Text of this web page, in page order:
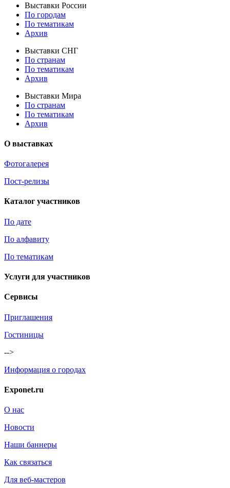
Выставки России
По городам
По тематикам
Архив
Выставки СНГ
По странам
По тематикам
Архив
Выставки Мира
По странам
По тематикам
Архив
О выставках
Фотогалерея
Пост-релизы
Каталог участников
По дате
По алфавиту
По тематикам
Услуги для участников
Сервисы
Приглашения
Гостиницы
-->
Информация о городах
Exponet.ru
О нас
Новости
Наши баннеры
Как связаться
Для веб-мастеров